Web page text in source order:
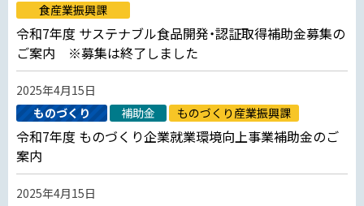
専門家派遣・アドバイザー派遣
食産業振興課
令和7年度 サステナブル食品開発・認証取得補助金募集の
ご案内 ※募集は終了しました
2025年4月15日
ものづくり
補助金 ものづくり産業振興課
令和7年度 ものづくり企業就業環境向上事業補助金のご
案内
2025年4月15日